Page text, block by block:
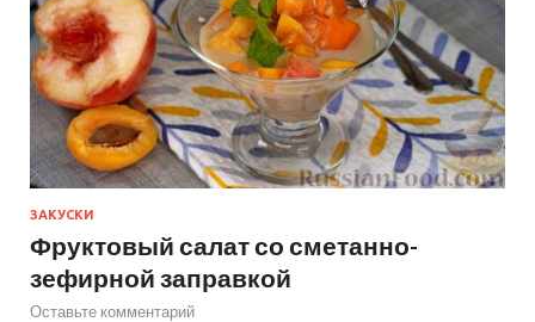
ЗАКУСКИ
Фруктовый салат со сметанно-
зефирной заправкой
Оставьте комментарий